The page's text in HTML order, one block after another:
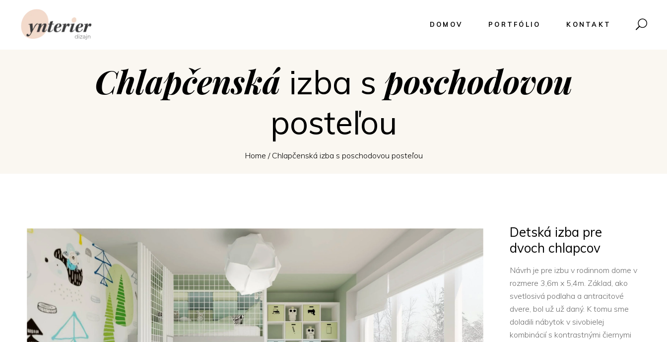
DOMOV PORTFÓLIO KONTAKT
Chlapčenskáizba s poschodovou
posteľou
Home / Chlapčenská izba s poschodovou posteľou
Detská izba pre
dvoch chlapcov
Návrh je pre izbu v rodinnom dome v
rozmere 3,6m x 5,4m. Základ, ako
svetlosivá podlaha a antracitové
dvere, bol už už daný. K tomu sme
doladili nábytok v sivobielej
kombinácií s kontrastnými čiernymi